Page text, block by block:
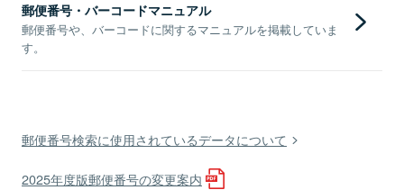
郵便番号・バーコードマニュアル
郵便番号や、バーコードに関するマニュアルを掲載していま
す。
郵便番号検索に使用されているデータについて
2025年度版郵便番号の変更案内